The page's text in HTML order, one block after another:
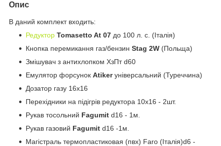
Опис
В даний комплект входить:
Редуктор Tomasetto At 07 до 100 л. с. (Італія)
Кнопка перемикання газ/бензин Stag 2W (Польща)
Змішувач з антихлопком ХзПт d60
Емулятор форсунок Atikerуніверсальний (Туреччина)
Дозатор газу 16х16
Перехідники на підігрів редуктора 10х16 - 2шт.
Рукав тосольний Fagumit d16 - 1м.
Рукав газовий Fagumit d16 -1м.
Магістраль термопластиковая (пвх) Faro (Італія)d6 -